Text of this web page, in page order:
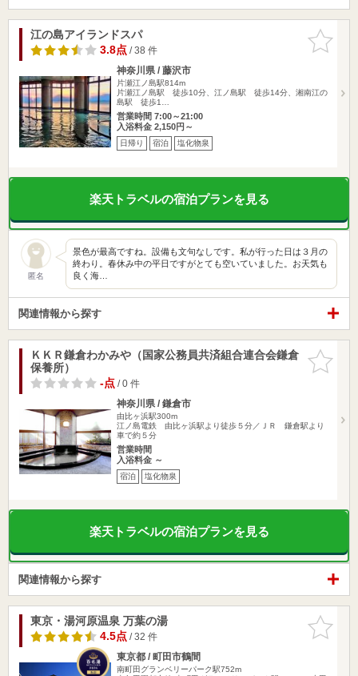
お気に入
りに追加
江の島アイランドスパ
3.8点/ 38 件
神奈川県 / 藤沢市
片瀬江ノ島駅814m
片瀬江ノ島駅 徒歩10分、江ノ島駅 徒歩14分、湘南江の
島駅 徒歩1…
営業時間 7:00～21:00
入浴料金 2,150円～
日帰り 宿泊 塩化物泉
楽天トラベルの宿泊プランを見る
匿名
景色が最高ですね。設備も文句なしです。私が行った日は３月の
終わり。春休み中の平日ですがとても空いていました。お天気も
良く海…
関連情報から探す
お気に入
りに追加
ＫＫＲ鎌倉わかみや（国家公務員共済組合連合会鎌倉
保養所）
-点/ 0 件
神奈川県 / 鎌倉市
由比ヶ浜駅300m
江ノ島電鉄 由比ヶ浜駅より徒歩５分／ＪＲ 鎌倉駅より
車で約５分
営業時間
入浴料金 ～
宿泊 塩化物泉
楽天トラベルの宿泊プランを見る
関連情報から探す
お気に入
りに追加
東京・湯河原温泉 万葉の湯
4.5点/ 32 件
東京都 / 町田市鶴間
南町田グランベリーパーク駅752m